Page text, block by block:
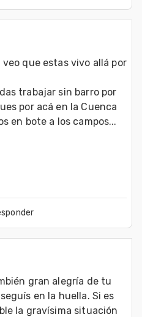
veo que estas vivo allá por
trabajar sin barro por
por acá en la Cuenca
en bote a los campos...
gran alegría de tu
en la huella. Si es
la gravísima situación